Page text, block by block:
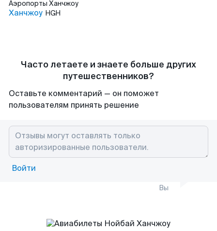
Аэропорты Ханчжоу
Ханчжоу HGH
Часто летаете и знаете больше других
путешественников?
Оставьте комментарий — он поможет
пользователям принять решение
Войти
Вы